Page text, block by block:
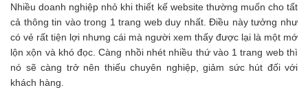
Nhiều doanh nghiệp nhỏ khi thiết kế website thường muốn cho tất
cả thông tin vào trong 1 trang web duy nhất. Điều này tưởng như
có vẻ rất tiện lợi nhưng cái mà người xem thấy được lại là một mớ
lộn xộn và khó đọc. Càng nhồi nhét nhiều thứ vào 1 trang web thì
nó sẽ càng trở nên thiếu chuyên nghiệp, giảm sức hút đối với
khách hàng.